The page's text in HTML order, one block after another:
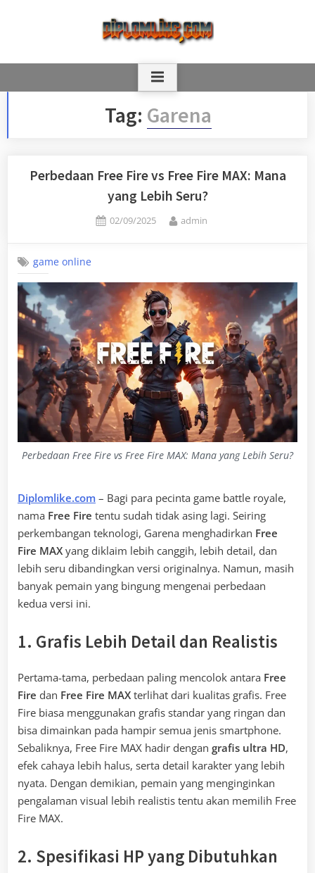
Tag: Garena
Perbedaan Free Fire vs Free Fire MAX: Mana
yang Lebih Seru?
Posted
02/09/2025 By
admin
game online
Perbedaan Free Fire vs Free Fire MAX: Mana yang Lebih Seru?
Diplomlike.com – Bagi para pecinta game battle royale,
nama Free Fire tentu sudah tidak asing lagi. Seiring
perkembangan teknologi, Garena menghadirkan Free
Fire MAX yang diklaim lebih canggih, lebih detail, dan
lebih seru dibandingkan versi originalnya. Namun, masih
banyak pemain yang bingung mengenai perbedaan
kedua versi ini.
1. Grafis Lebih Detail dan Realistis
Pertama-tama, perbedaan paling mencolok antara Free
Fire dan Free Fire MAX terlihat dari kualitas grafis. Free
Fire biasa menggunakan grafis standar yang ringan dan
bisa dimainkan pada hampir semua jenis smartphone.
Sebaliknya, Free Fire MAX hadir dengan grafis ultra HD,
efek cahaya lebih halus, serta detail karakter yang lebih
nyata. Dengan demikian, pemain yang menginginkan
pengalaman visual lebih realistis tentu akan memilih Free
Fire MAX.
2. Spesifikasi HP yang Dibutuhkan